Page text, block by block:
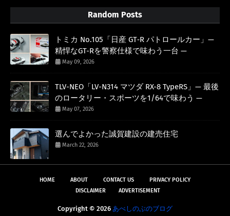
Random Posts
トミカ No.105「日産 GT‑R パトロールカー」—
精悍なGT-Rを警察仕様で味わう一台 —
May 09, 2026
TLV-NEO「LV-N314 マツダ RX-8 TypeRS」— 最後
のロータリー・スポーツを1/64で味わう —
May 07, 2026
選んでよかった誠賀建設の建売住宅
March 22, 2026
HOME ABOUT CONTACT US
PRIVACY POLICY
DISCLAIMER
ADVERTISEMENT
Copyright © 2026 あべしのぶのブログ